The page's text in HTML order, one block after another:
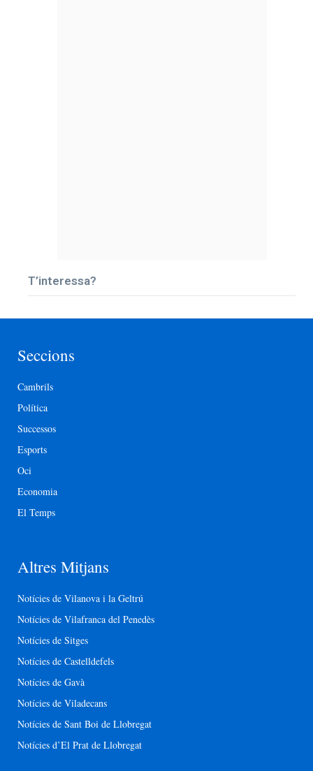
T’interessa?
Seccions
Cambrils
Política
Successos
Esports
Oci
Economia
El Temps
Altres Mitjans
Notícies de Vilanova i la Geltrú
Notícies de Vilafranca del Penedès
Notícies de Sitges
Notícies de Castelldefels
Notícies de Gavà
Notícies de Viladecans
Notícies de Sant Boi de Llobregat
Notícies d’El Prat de Llobregat